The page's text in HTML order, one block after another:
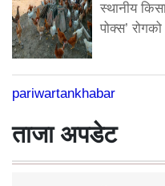
स्थानीय
पोक्स’
pariwartankhabar
ताजा अपडेट